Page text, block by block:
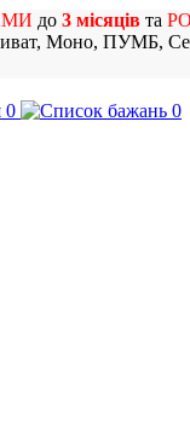
до 3 місяців та
Моно, ПУМБ,
0
0